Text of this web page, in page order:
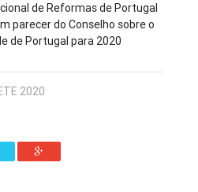
de Reformas de Portugal
parecer do Conselho sobre o
de Portugal para 2020
2020